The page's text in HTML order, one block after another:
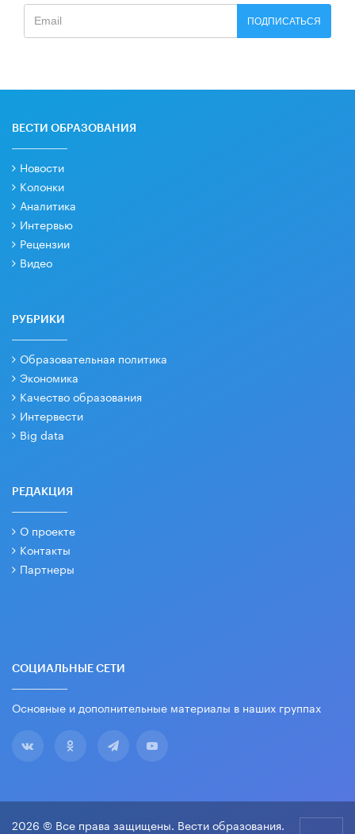
ПОДПИСАТЬСЯ
ВЕСТИ ОБРАЗОВАНИЯ
Новости
Колонки
Аналитика
Интервью
Рецензии
Видео
РУБРИКИ
Образовательная политика
Экономика
Качество образования
Интервести
Big data
РЕДАКЦИЯ
О проекте
Контакты
Партнеры
СОЦИАЛЬНЫЕ СЕТИ
Основные и дополнительные материалы в наших группах
2026 © Все права защищены. Вести образования.